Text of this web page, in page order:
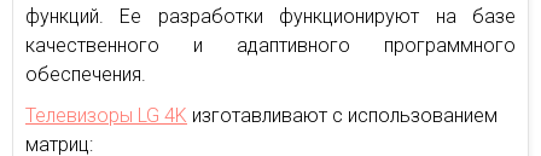
функций. Ее разработки функционируют на базе
качественного и адаптивного программного
обеспечения.
Телевизоры LG 4K изготавливают с использованием
матриц: